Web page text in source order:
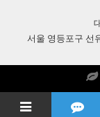
서울 영등포구 선